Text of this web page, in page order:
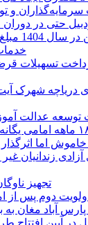
و
حتی در
عدالت
اما
تجهیز
اولویت دوم پس